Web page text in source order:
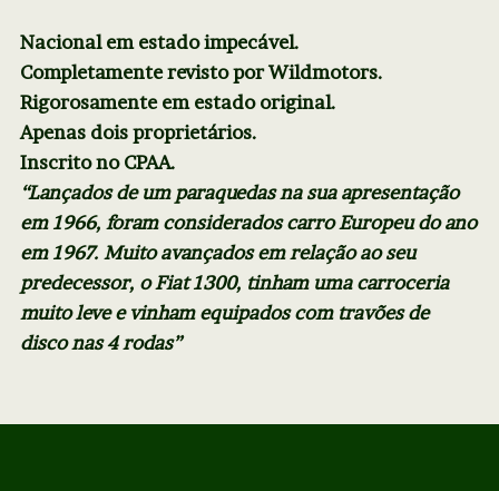
Nacional em estado impecável.
Completamente revisto por Wildmotors.
Rigorosamente em estado original.
Apenas dois proprietários.
Inscrito no CPAA.
“Lançados de um paraquedas na sua apresentação
em 1966, foram considerados carro Europeu do ano
em 1967. Muito avançados em relação ao seu
predecessor, o Fiat 1300, tinham uma carroceria
muito leve e vinham equipados com travões de
disco nas 4 rodas”